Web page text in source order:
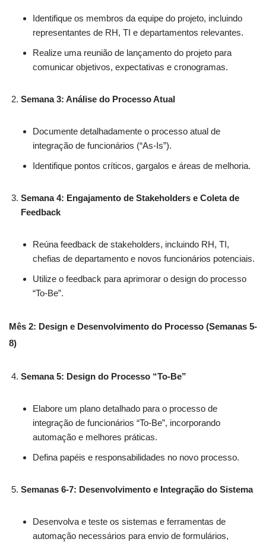
Identifique os membros da equipe do projeto, incluindo
representantes de RH, TI e departamentos relevantes.
Realize uma reunião de lançamento do projeto para
comunicar objetivos, expectativas e cronogramas.
Semana 3: Análise do Processo Atual
Documente detalhadamente o processo atual de
integração de funcionários (“As-Is”).
Identifique pontos críticos, gargalos e áreas de melhoria.
Semana 4: Engajamento de Stakeholders e Coleta de
Feedback
Reúna feedback de stakeholders, incluindo RH, TI,
chefias de departamento e novos funcionários potenciais.
Utilize o feedback para aprimorar o design do processo
“To-Be”.
Mês 2: Design e Desenvolvimento do Processo (Semanas 5-
8)
Semana 5: Design do Processo “To-Be”
Elabore um plano detalhado para o processo de
integração de funcionários “To-Be”, incorporando
automação e melhores práticas.
Defina papéis e responsabilidades no novo processo.
Semanas 6-7: Desenvolvimento e Integração do Sistema
Desenvolva e teste os sistemas e ferramentas de
automação necessários para envio de formulários,